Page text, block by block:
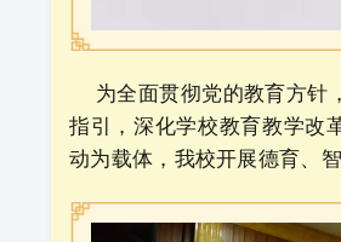
为全面贯彻党的教育方针
指引，深化学校教育教学改
动为载体，我校开展德育、